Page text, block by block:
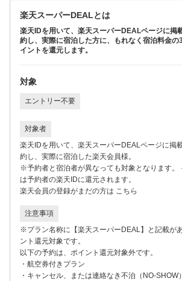
楽天スーパーDEALとは
楽天IDを用いて、楽天スーパーDEALページに掲
約し、実際に宿泊した方に、もれなく宿泊料金
イントを還元します。
対象
エントリー不要
対象者
楽天IDを用いて、楽天スーパーDEALページに掲
約し、実際に宿泊した楽天会員様。
※予約者と宿泊者が異なっても対象となります。
は予約者の楽天IDに還元されます。
楽天会員の登録がまだの方は こちら
注意事項
※プラン名称に【楽天スーパーDEAL】と記載が
ント還元対象です。
以下の予約は、ポイント還元対象外です。
・航空券付きプラン
・キャンセル、または連絡なき不泊（NO-SHOW